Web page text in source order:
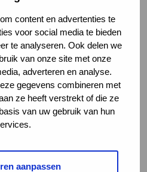
content en advertenties te
voor social media te bieden
te analyseren. Ook delen we
van onze site met onze
adverteren en analyse.
gegevens combineren met
ze heeft verstrekt of die ze
van uw gebruik van hun
aanpassen
podcast vertelt Jan over
met MGUS-pnp en Jos als
van hun zeldzame
in hun dagelijks